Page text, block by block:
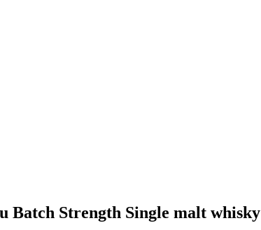
Batch Strength Single malt whisky